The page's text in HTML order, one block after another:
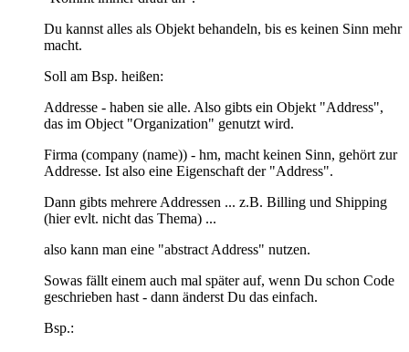
Du kannst alles als Objekt behandeln, bis es keinen Sinn mehr
macht.
Soll am Bsp. heißen:
Addresse - haben sie alle. Also gibts ein Objekt "Address",
das im Object "Organization" genutzt wird.
Firma (company (name)) - hm, macht keinen Sinn, gehört zur
Addresse. Ist also eine Eigenschaft der "Address".
Dann gibts mehrere Addressen ... z.B. Billing und Shipping
(hier evlt. nicht das Thema) ...
also kann man eine "abstract Address" nutzen.
Sowas fällt einem auch mal später auf, wenn Du schon Code
geschrieben hast - dann änderst Du das einfach.
Bsp.: